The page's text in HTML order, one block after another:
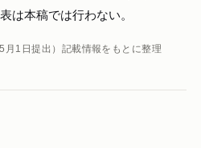
は本稿では行わない。
1日提出）記載情報をもとに整理